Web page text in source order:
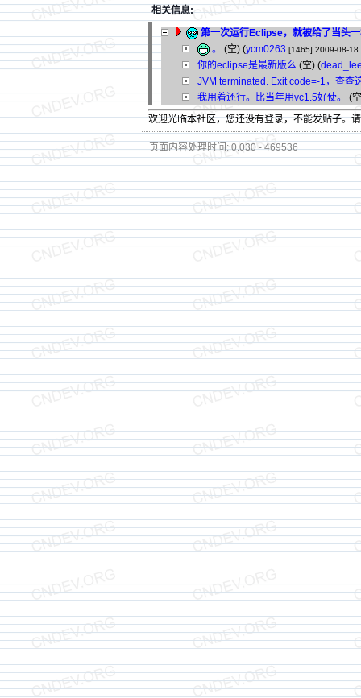
相关信息:
第一次运行Eclipse，就被给了当头
。
(空) (ycm0263 [1465] 2009-08-18
你的eclipse是最新版么 (空) (
JVM terminated. Exit code=-1，查查
我用着还行。比当年用vc1.5好使。
(
欢迎光临本社区，您还没有登录，不能发贴子。
页面内容处理时间: 0.030 - 469536